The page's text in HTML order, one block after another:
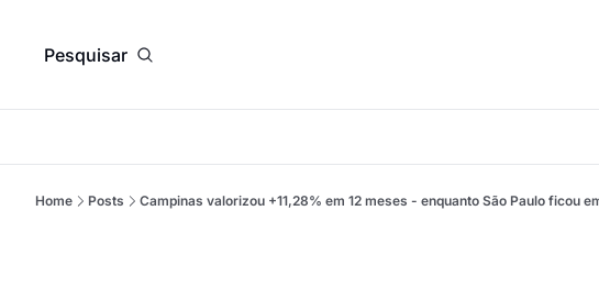
Pesquisar
Home Posts Campinas valorizou +11,28% em 12 meses - enquanto São Paulo ficou